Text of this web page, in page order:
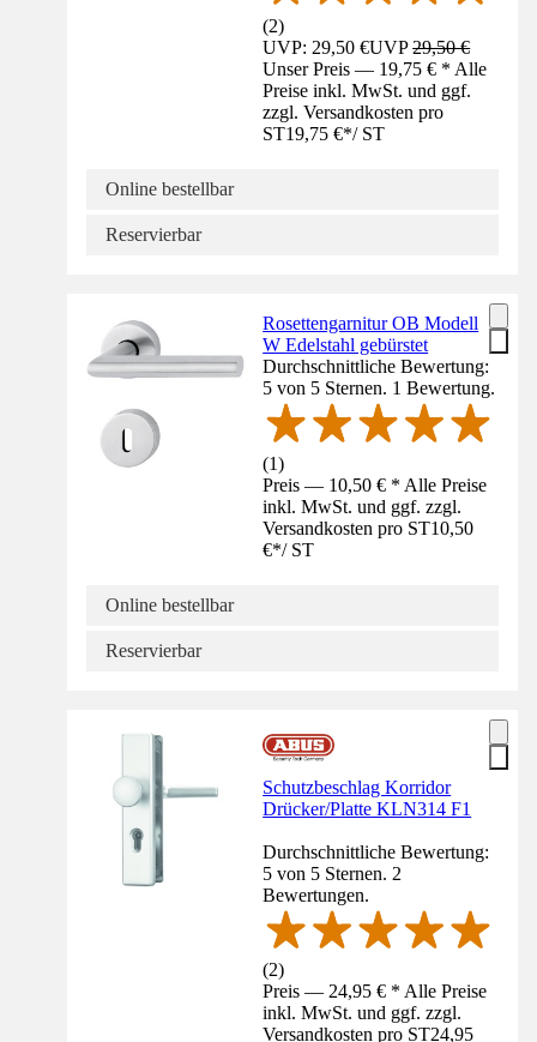
(2)
UVP: 29,50 €UVP29,50 €
Unser Preis — 19,75 € * Alle
Preise inkl. MwSt. und ggf.
zzgl. Versandkosten pro
ST19,75 €*/ ST
Online bestellbar
Reservierbar
Rosettengarnitur OB Modell
W Edelstahl gebürstet
Durchschnittliche Bewertung:
5 von 5 Sternen. 1 Bewertung.
(1)
Preis — 10,50 € * Alle Preise
inkl. MwSt. und ggf. zzgl.
Versandkosten pro ST10,50
€*/ ST
Online bestellbar
Reservierbar
Schutzbeschlag Korridor
Drücker/Platte KLN314 F1
Durchschnittliche Bewertung:
5 von 5 Sternen. 2
Bewertungen.
(2)
Preis — 24,95 € * Alle Preise
inkl. MwSt. und ggf. zzgl.
Versandkosten pro ST24,95